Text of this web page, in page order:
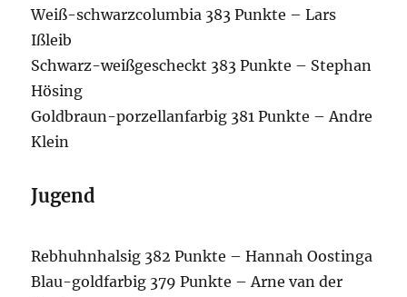
Weiß-schwarzcolumbia 383 Punkte – Lars
Ißleib
Schwarz-weißgescheckt 383 Punkte – Stephan
Hösing
Goldbraun-porzellanfarbig 381 Punkte – Andre
Klein
Jugend
Rebhuhnhalsig 382 Punkte – Hannah Oostinga
Blau-goldfarbig 379 Punkte – Arne van der